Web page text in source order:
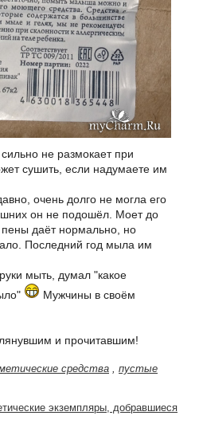
не размокает при
сушить, если надумаете им
очень долго не могла его
он не подошёл. Моет до
даёт нормально, но
Последний год мыла им
мыть, думал "какое
Мужчины в своём
и прочитавшим!
средства , пустые
экземпляры, добравшиеся